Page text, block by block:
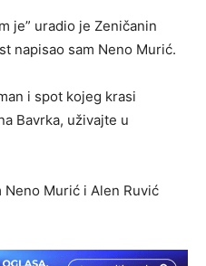
je” uradio je Zeničanin
napisao sam Neno Murić.
i spot kojeg krasi
Bavrka, uživajte u
Neno Murić i Alen Ruvić